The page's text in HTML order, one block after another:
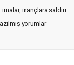
inançlara saldırı
yorumlar